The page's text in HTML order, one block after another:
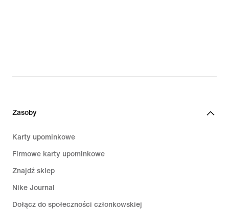
Zasoby
Karty upominkowe
Firmowe karty upominkowe
Znajdź sklep
Nike Journal
Dołącz do społeczności członkowskiej